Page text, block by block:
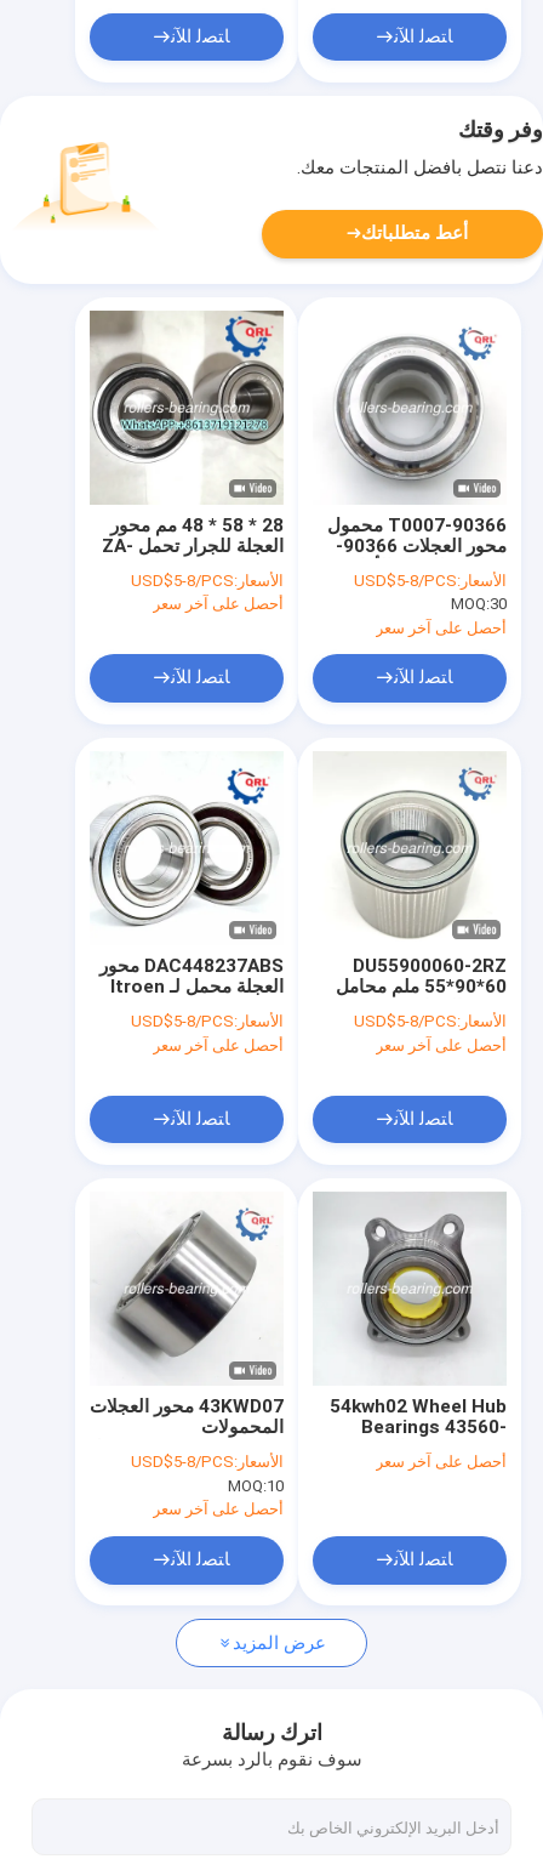
المنتجات
أشرطة فيديو
حول بنا
جولة في المعمل
أخبار
مخلب تحمل الإفراج
عجلة صرة تحمل
ﺎﺘﺼﻟ ﺍﻶﻧ ﺎﺘﺼﻟ ﺍﻶﻧ
وفر وقتك
دعنا نتصل بأفضل المنتجات معك.
أعط متطلباتك
28 * 58 * 48 مم محور
العجلة للجرار تحمل ZA-
28BWD08 ACA28-
01LB
الأسعار:USD$5-8/PCS
أحصل على آخر سعر
ﺎﺘﺼﻟ ﺍﻶﻧ
90366-T0007 محمول
محور العجلات 90366-
من هيلوكس
الأسعار:USD$5-8/PCS
MOQ:30
أحصل على آخر سعر
ﺎﺘﺼﻟ ﺍﻶﻧ
DAC448237ABS محور
العجلة محمل لـ Itroen
C8 2.0 16V C2003
2004 2005 مع ABS
الأسعار:USD$5-8/PCS
أحصل على آخر سعر
ﺎﺘﺼﻟ ﺍﻶﻧ
DU55900060-2RZ
55*90*60 ملم محامل
1011 FIAT
DUCATO/IVECO
الأسعار:USD$5-8/PCS
أحصل على آخر سعر
ﺎﺘﺼﻟ ﺍﻶﻧ
43KWD07 محور العجلات
المحمولات
TOYOTA
الأسعار:USD$5-8/PCS
MOQ:10
أحصل على آخر سعر
ﺎﺘﺼﻟ ﺍﻶﻧ
54kwh02 Wheel Hub
Bearings 43560-
26010 موقع المحور
الأمامي حسب الطلب
أحصل على آخر سعر
ﺎﺘﺼﻟ ﺍﻶﻧ
عرض المزيد
اترك رسالة
سوف نقوم بالرد بسرعة